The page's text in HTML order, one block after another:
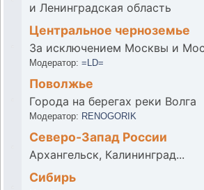
и Ленинградская область
Центральное черноземье
За исключением Москвы и
Модератор:=LD=
Поволжье
Города на берегах реки Волга
Модератор: RENOGORIK
Северо-Запад России
Архангельск, Калининград...
Сибирь